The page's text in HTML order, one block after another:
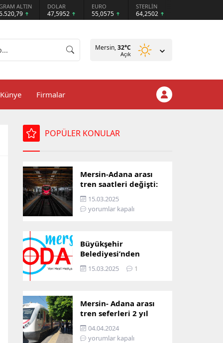
ALTIN DOLAR
47,5952
EURO
55,0575
STERLİN
64,2502
Mersin,32°C
Açık
Künye Firmalar
POPÜLER KONULAR
Mersin-Adana arası
tren saatleri değişti:
İşte yeni ulaşım listesi
15.03.2025
yorumlar kapalı
Büyükşehir
Belediyesi’nden
Mersin ve Adana arası
ulaşım başladı
15.03.2025 1
Mersin- Adana arası
tren seferleri 2 yıl
boyunca
çalışmayacak
04.04.2024
yorumlar kapalı